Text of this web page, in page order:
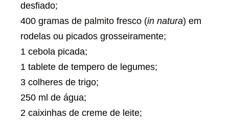
desfiado;
400 gramas de palmito fresco (in natura) em
rodelas ou picados grosseiramente;
1 cebola picada;
1 tablete de tempero de legumes;
3 colheres de trigo;
250 ml de água;
2 caixinhas de creme de leite;